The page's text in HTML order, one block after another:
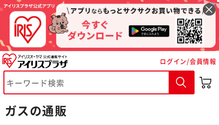
ログイン/会員情報
ガスの通販